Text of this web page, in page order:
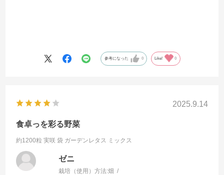
参考になった 0 Like! 0
2025.9.14
食卓っを彩る野菜
約1200粒 実咲 袋 ガーデンレタス ミックス
ゼニ
栽培（使用）方法:畑